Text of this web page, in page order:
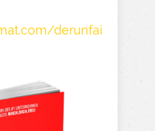
derunfai